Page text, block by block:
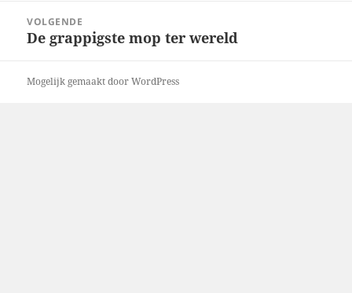
VOLGENDE
Volgend
De grappigste mop ter wereld
Mogelijk gemaakt door WordPress